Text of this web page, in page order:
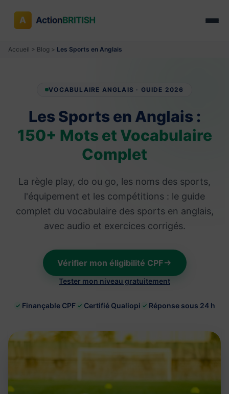
Accueil > Blog > Les Sports en Anglais
VOCABULAIRE ANGLAIS · GUIDE 2026
Les Sports en Anglais :
150+ Mots et Vocabulaire
Complet
La règle play, do ou go, les noms des sports,
l'équipement et les compétitions : le guide
complet du vocabulaire des sports en anglais,
avec audio et exercices corrigés.
Vérifier mon éligibilité CPF
Tester mon niveau gratuitement
Finançable CPF Certifié Qualiopi Réponse sous 24 h